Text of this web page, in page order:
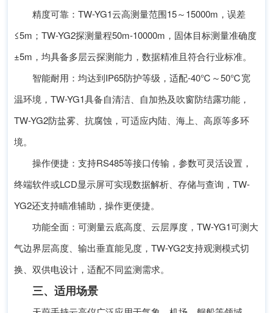
精度可靠：TW-YG1云高测量范围15～15000m，误差
≤5m；TW-YG2探测量程50m-10000m，固体目标测量准确度
±5m，均具备多层云探测能力，数据精准且符合行业标准。
智能耐用：均达到IP65防护等级，适配-40℃～50℃宽
温环境，TW-YG1具备自清洁、自加热及吹窗防结露功能，
TW-YG2防盐雾、抗腐蚀，可适应内陆、海上、高原等多环
境。
操作便捷：支持RS485等接口传输，参数可灵活设置，
终端软件或LCD显示屏可实现数据解析、存储与查询，TW-
YG2还支持瞄准辅助，操作更便捷。
功能全面：可测量云底高度、云层厚度，TW-YG1可测大
气边界层高度、输出垂直能见度，TW-YG2支持观测模式切
换、双供电设计，适配不同监测需求。
三、适用场景